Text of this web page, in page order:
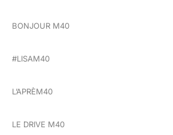
BONJOUR M40
#LISAM40
L’APRÈM40
LE DRIVE M40